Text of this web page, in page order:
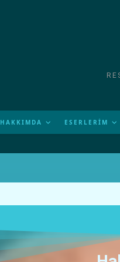
HAKKIMDA ESERLERİM